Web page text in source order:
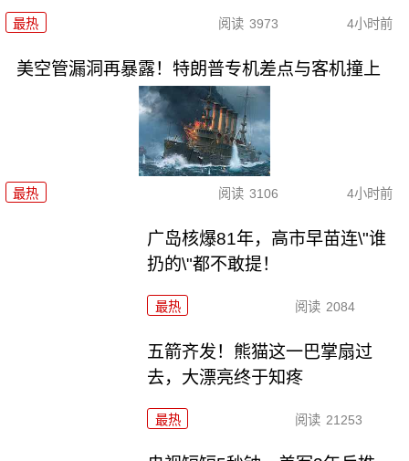
最热 阅读 3973 4小时前
美空管漏洞再暴露！特朗普专机差点与客机撞上
最热 阅读 3106 4小时前
广岛核爆81年，高市早苗连\"谁
扔的\"都不敢提！
最热 阅读 2084
五箭齐发！熊猫这一巴掌扇过
去，大漂亮终于知疼
最热 阅读 21253